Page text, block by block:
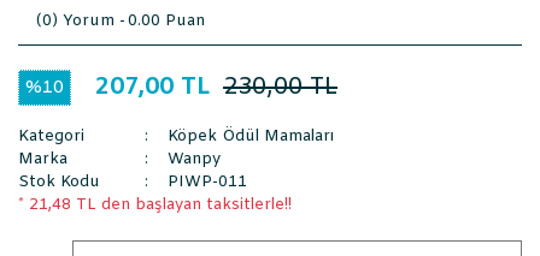
(0) Yorum -0.00 Puan
%10 207,00 TL 230,00 TL
Kategori
Köpek Ödül Mamaları
Marka
Wanpy
Stok Kodu
PIWP-011
* 21,48 TL den başlayan taksitlerle!!